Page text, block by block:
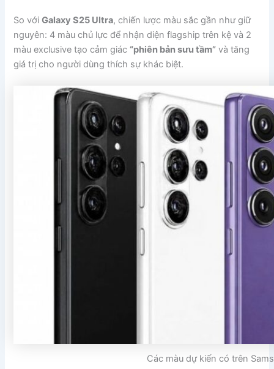
So vớiGalaxy S25 Ultra, chiến lược màu sắc gần như giữ
nguyên: 4 màu chủ lực để nhận diện flagship trên kệ và 2
màu exclusive tạo cảm giác “phiên bản sưu tầm” và tăng
giá trị cho người dùng thích sự khác biệt.
Các màu dự kiến có trên